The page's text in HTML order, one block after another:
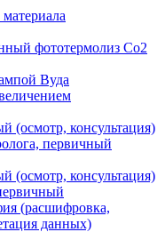
фототермолиз Со2
Вуда
(осмотр, консультация)
первичный
(осмотр, консультация)
(расшифровка,
данных)